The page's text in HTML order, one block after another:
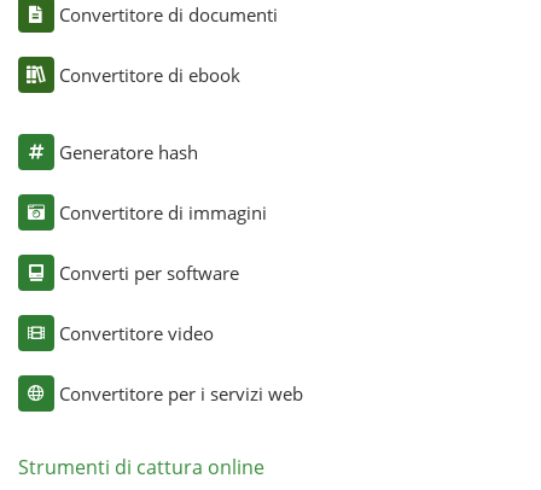
Convertitore di documenti
Convertitore di ebook
Generatore hash
Convertitore di immagini
Converti per software
Convertitore video
Convertitore per i servizi web
Strumenti di cattura online